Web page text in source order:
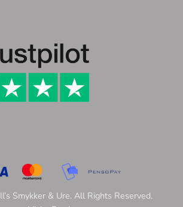
Smykker & Ure. All Rights Reserved.